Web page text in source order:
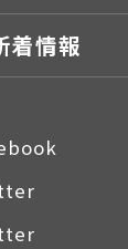
着情報